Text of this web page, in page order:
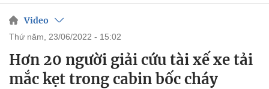
Video
thứ năm, 23/06/2022 - 15:02
Hơn 20 người giải cứu tài xế xe tải
mắc kẹt trong cabin bốc cháy